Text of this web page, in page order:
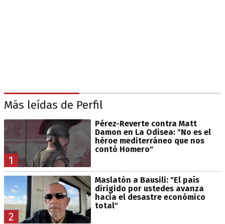
Más leídas de Perfil
1
Pérez-Reverte contra Matt
Damon en La Odisea: "No es el
héroe mediterráneo que nos
contó Homero"
2
Maslatón a Bausili: "El país
dirigido por ustedes avanza
hacia el desastre económico
total"